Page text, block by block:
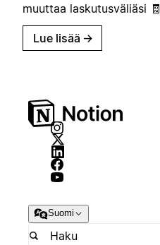
muuttaa laskutusväliäsi 🧾
Lue lisää →
Suomi